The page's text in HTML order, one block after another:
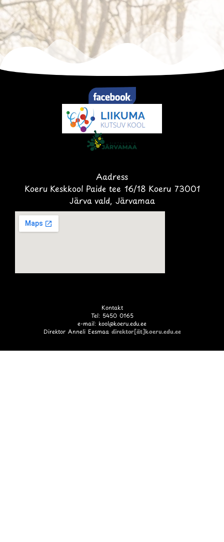
Aadress
Koeru Keskkool Paide tee 16/18 Koeru 73001
Järva vald, Järvamaa
Kontakt
Tel: 5450 0165
e-mail: kool@koeru.edu.ee
Direktor Anneli Eesmaa direktor[ät]koeru.edu.ee